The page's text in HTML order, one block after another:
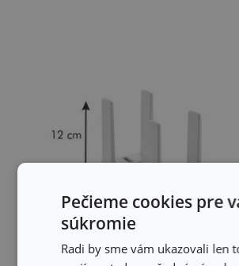
Pečieme cookies pre
súkromie
Radi by sme vám ukazovali len